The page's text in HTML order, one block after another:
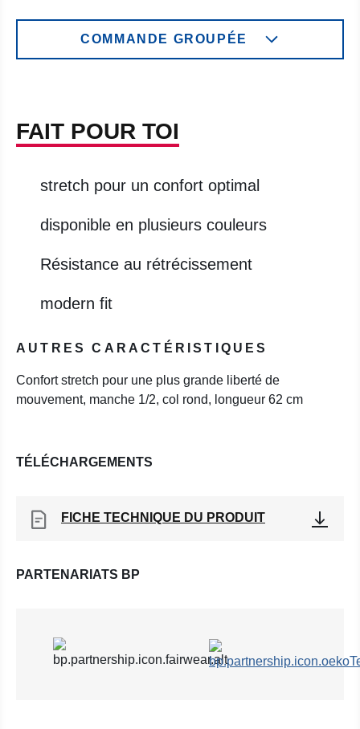
COMMANDE GROUPÉE
FAIT POUR TOI
stretch pour un confort optimal
disponible en plusieurs couleurs
Résistance au rétrécissement
modern fit
AUTRES CARACTÉRISTIQUES
Confort stretch pour une plus grande liberté de
mouvement, manche 1/2, col rond, longueur 62 cm
TÉLÉCHARGEMENTS
FICHE TECHNIQUE DU PRODUIT
PARTENARIATS BP